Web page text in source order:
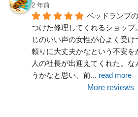
2 年前
ベッドランプ
つけた修理してくれるショッ
じのいい声の女性が心よく受
頼りに大丈夫かなという不安を
人の社長が出迎えてくれた。
うかなと思い、前... read more
More reviews